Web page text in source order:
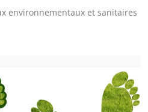
environnementaux et sanitaires